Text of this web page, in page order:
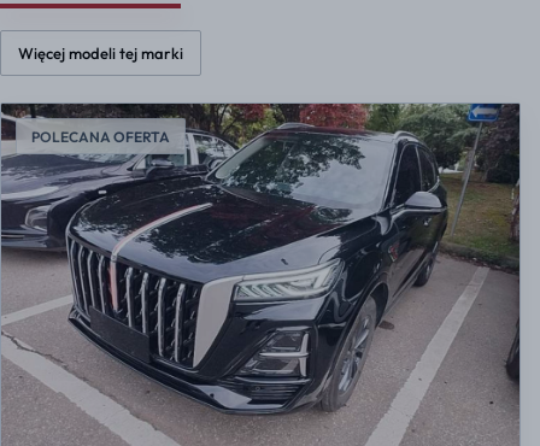
Więcej modeli tej marki
POLECANA OFERTA